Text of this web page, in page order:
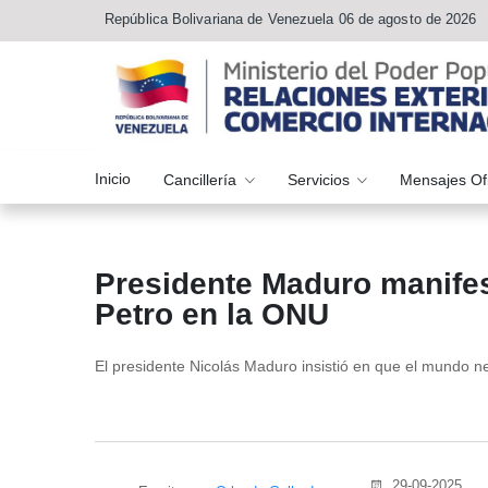
República Bolivariana de Venezuela 06 de agosto de 2026
Inicio Cancillería Servicios Mensajes
Presidente Maduro
Petro en la ONU
El presidente Nicolás Maduro insistió en que el mundo